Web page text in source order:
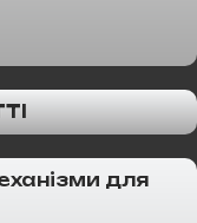
для